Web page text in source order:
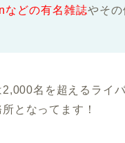
などの有名雑誌やその
名を超えるライ
となってます！